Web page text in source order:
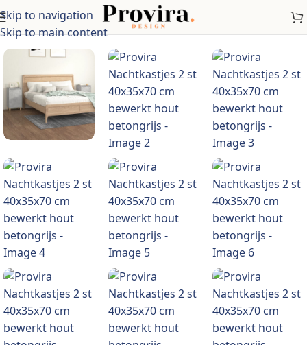
Skip to navigation
Skip to main content
Home/ Meubelen/Tafels/Nachtkastjes